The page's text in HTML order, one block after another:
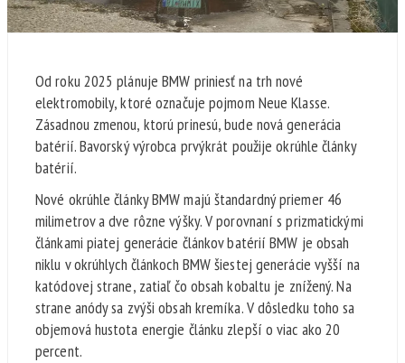
Od roku 2025 plánuje BMW priniesť na trh nové
elektromobily, ktoré označuje pojmom Neue Klasse.
Zásadnou zmenou, ktorú prinesú, bude nová generácia
batérií. Bavorský výrobca prvýkrát použije okrúhle články
batérií.
Nové okrúhle články BMW majú štandardný priemer 46
milimetrov a dve rôzne výšky. V porovnaní s prizmatickými
článkami piatej generácie článkov batérií BMW je obsah
niklu v okrúhlych článkoch BMW šiestej generácie vyšší na
katódovej strane, zatiaľ čo obsah kobaltu je znížený. Na
strane anódy sa zvýši obsah kremíka. V dôsledku toho sa
objemová hustota energie článku zlepší o viac ako 20
percent.